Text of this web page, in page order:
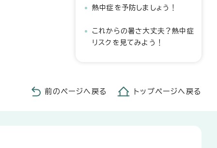
熱中症を予防しましょう！
これからの暑さ大丈夫？熱中症
リスクを見てみよう！
前のページへ戻る トップページへ戻る